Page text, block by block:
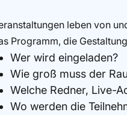
leben von
Programm, die
Wer wird eingeladen?
Wie groß muss der
Welche Redner, Live-
Wo werden die